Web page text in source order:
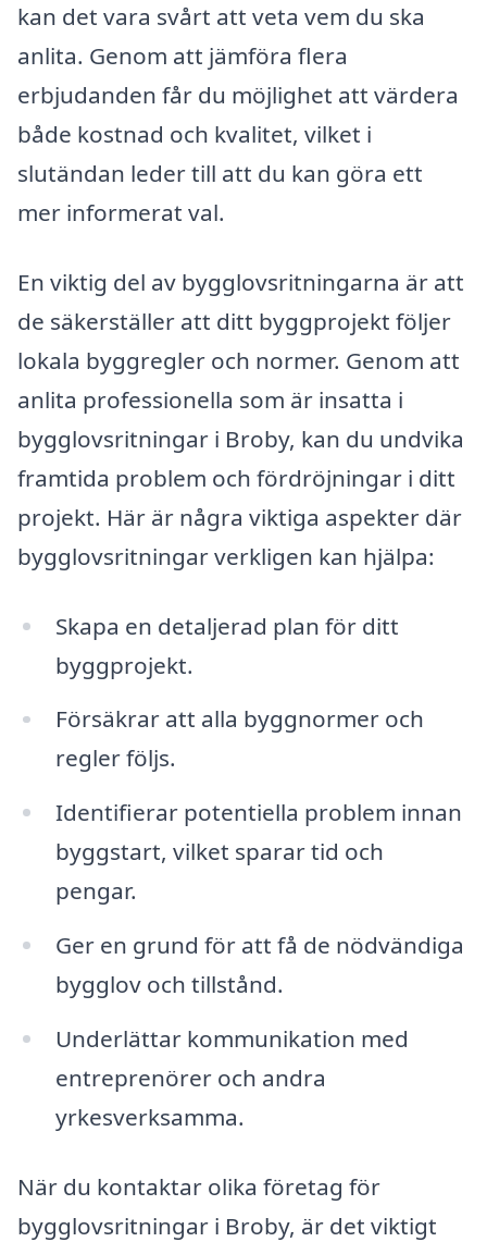
kan det vara svårt att veta vem du ska
anlita. Genom att jämföra flera
erbjudanden får du möjlighet att värdera
både kostnad och kvalitet, vilket i
slutändan leder till att du kan göra ett
mer informerat val.
En viktig del av bygglovsritningarna är att
de säkerställer att ditt byggprojekt följer
lokala byggregler och normer. Genom att
anlita professionella som är insatta i
bygglovsritningar i Broby, kan du undvika
framtida problem och fördröjningar i ditt
projekt. Här är några viktiga aspekter där
bygglovsritningar verkligen kan hjälpa:
Skapa en detaljerad plan för ditt
byggprojekt.
Försäkrar att alla byggnormer och
regler följs.
Identifierar potentiella problem innan
byggstart, vilket sparar tid och
pengar.
Ger en grund för att få de nödvändiga
bygglov och tillstånd.
Underlättar kommunikation med
entreprenörer och andra
yrkesverksamma.
När du kontaktar olika företag för
bygglovsritningar i Broby, är det viktigt